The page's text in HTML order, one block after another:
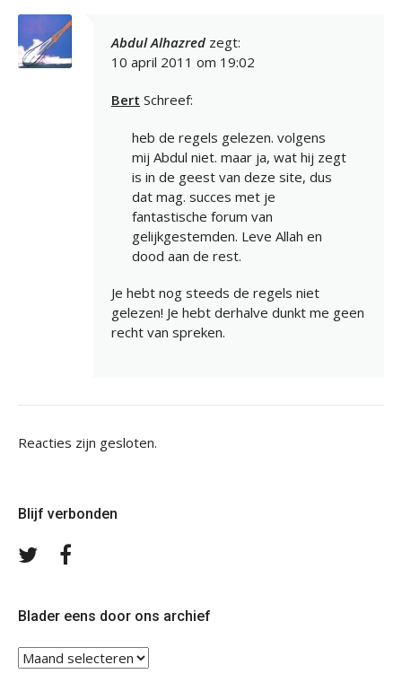
Abdul Alhazred zegt:
10 april 2011 om 19:02
Bert Schreef:
heb de regels gelezen. volgens
mij Abdul niet. maar ja, wat hij zegt
is in de geest van deze site, dus
dat mag. succes met je
fantastische forum van
gelijkgestemden. Leve Allah en
dood aan de rest.
Je hebt nog steeds de regels niet
gelezen! Je hebt derhalve dunkt me geen
recht van spreken.
Reacties zijn gesloten.
Blijf verbonden
Volg
Blader eens door ons archief
Blader